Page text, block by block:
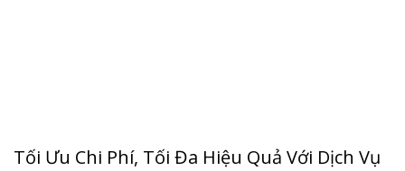
Tối Ưu Chi Phí, Tối Đa Hiệu Quả Với Dịch Vụ